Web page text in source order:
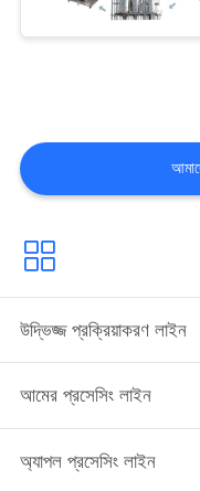
বেরি
ফল
উদ্ভিজ্জ প্রক্রিয়াকরণ লাইন
আমের প্রসেসিং লাইন
অ্যাপল প্রসেসিং লাইন